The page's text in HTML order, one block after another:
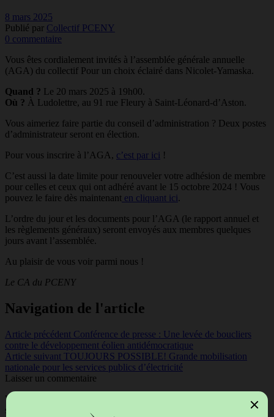
8 mars 2025
Publié par Collectif PCENY
0 commentaire
Vous êtes cordialement invités à l’assemblée générale annuelle
(AGA) du collectif Pour un choix éclairé dans Nicolet-Yamaska.
Quand ? Le 20 mars 2025 à 19h00.
Où ? À Ludolettre, au 91 rue Fleury à Saint-Léonard-d’Aston.
Vous aimeriez faire partie du conseil d’administration ? Deux postes
d’administrateur seront en élection.
Pour vous inscrire à l’AGA, c’est par ici !
C’est aussi la date limite pour renouveler votre adhésion de membre
pour celles et ceux qui ont adhéré avant le 15 octobre 2024 ! Vous
pouvez le faire dès maintenant en cliquant ici.
L’ordre du jour et les documents pour l’AGA (le rapport annuel et
les règlements généraux) seront envoyés aux membres quelques
jours avant l’assemblée.
Au plaisir de vous voir parmi nous !
Le CA du PCENY
Navigation de l'article
Article précédent Conférence de presse : Une levée de boucliers
contre le développement éolien antidémocratique
Article suivant TOUJOURS POSSIBLE! Grande mobilisation
nationale pour les services publics d’électricité
Laisser un commentaire
Votre adresse courriel ne sera pas publiée.
Les champs obligatoires
sont indiqués avec